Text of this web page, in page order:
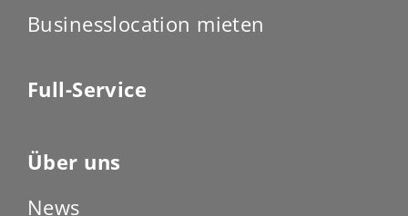
Businesslocation mieten
Full-Service
Über uns
News